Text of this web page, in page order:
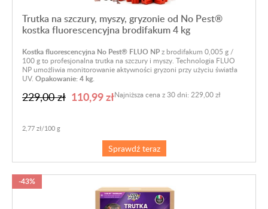
Trutka na szczury, myszy, gryzonie od No Pest®
kostka fluorescencyjna brodifakum 4 kg
Kostka fluorescencyjna No Pest® FLUO NPz brodifakum 0,005 g /
100 g to profesjonalna trutka na szczury i myszy. Technologia FLUO
NP umożliwia monitorowanie aktywności gryzoni przy użyciu światła
UV. Opakowanie: 4 kg.
229,00 zł 110,99 zł
2,77 zł/100 g
Najniższa cena z 30 dni: 229,00 zł
Sprawdź teraz
-43%